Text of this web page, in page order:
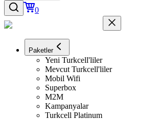
0
Paketler
Yeni Turkcell'liler
Mevcut Turkcell'liler
Mobil Wifi
Superbox
M2M
Kampanyalar
Turkcell Platinum